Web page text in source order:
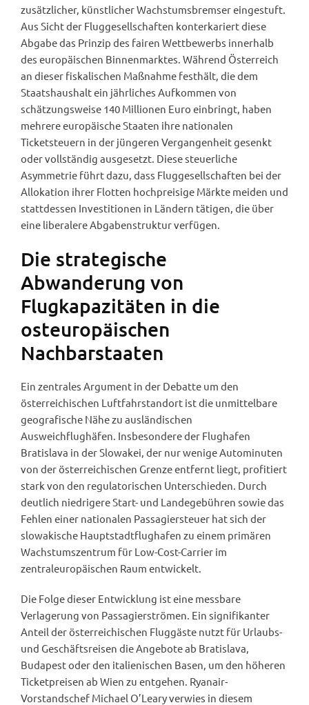
zusätzlicher, künstlicher Wachstumsbremser eingestuft.
Aus Sicht der Fluggesellschaften konterkariert diese
Abgabe das Prinzip des fairen Wettbewerbs innerhalb
des europäischen Binnenmarktes. Während Österreich
an dieser fiskalischen Maßnahme festhält, die dem
Staatshaushalt ein jährliches Aufkommen von
schätzungsweise 140 Millionen Euro einbringt, haben
mehrere europäische Staaten ihre nationalen
Ticketsteuern in der jüngeren Vergangenheit gesenkt
oder vollständig ausgesetzt. Diese steuerliche
Asymmetrie führt dazu, dass Fluggesellschaften bei der
Allokation ihrer Flotten hochpreisige Märkte meiden und
stattdessen Investitionen in Ländern tätigen, die über
eine liberalere Abgabenstruktur verfügen.
Die strategische
Abwanderung von
Flugkapazitäten in die
osteuropäischen
Nachbarstaaten
Ein zentrales Argument in der Debatte um den
österreichischen Luftfahrstandort ist die unmittelbare
geografische Nähe zu ausländischen
Ausweichflughäfen. Insbesondere der Flughafen
Bratislava in der Slowakei, der nur wenige Autominuten
von der österreichischen Grenze entfernt liegt, profitiert
stark von den regulatorischen Unterschieden. Durch
deutlich niedrigere Start- und Landegebühren sowie das
Fehlen einer nationalen Passagiersteuer hat sich der
slowakische Hauptstadtflughafen zu einem primären
Wachstumszentrum für Low-Cost-Carrier im
zentraleuropäischen Raum entwickelt.
Die Folge dieser Entwicklung ist eine messbare
Verlagerung von Passagierströmen. Ein signifikanter
Anteil der österreichischen Fluggäste nutzt für Urlaubs-
und Geschäftsreisen die Angebote ab Bratislava,
Budapest oder den italienischen Basen, um den höheren
Ticketpreisen ab Wien zu entgehen. Ryanair-
Vorstandschef Michael O’Leary verwies in diesem